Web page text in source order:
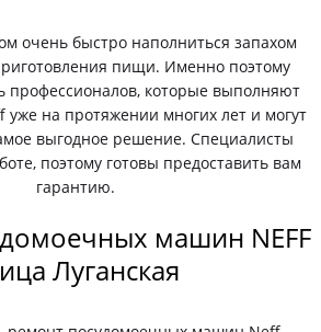
очень быстро наполниться запахом
пищи. Именно поэтому
профессионалов, которые выполняют
уже на протяжении многих лет и могут
выгодное решение. Специалисты
поэтому готовы предоставить вам
гарантию.
машин NEFF
Луганская